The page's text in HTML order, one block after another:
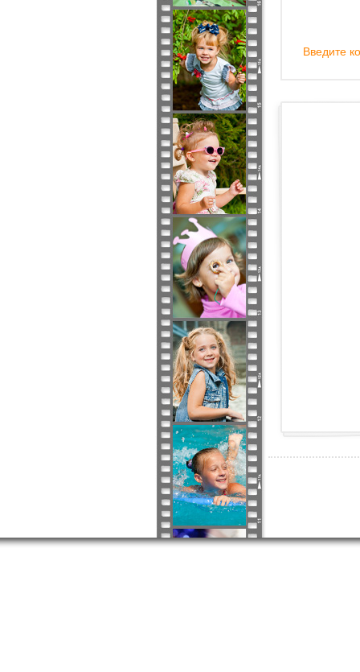
Введите